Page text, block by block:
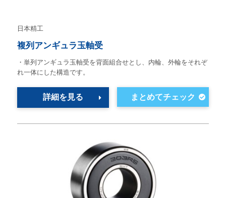
日本精工
複列アンギュラ玉軸受
・単列アンギュラ玉軸受を背面組合せとし、内輪、外輪をそれぞ
れ一体にした構造です。
詳細を見る